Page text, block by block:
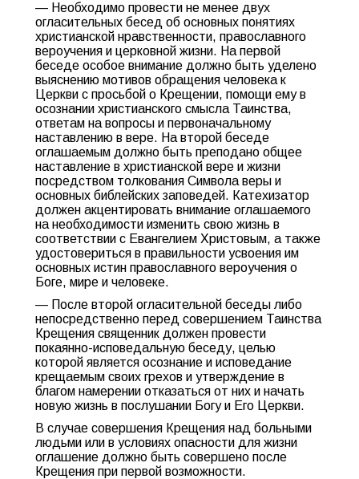
— Необходимо провести не менее двух
огласительных бесед об основных понятиях
христианской нравственности, православного
вероучения и церковной жизни. На первой
беседе особое внимание должно быть уделено
выяснению мотивов обращения человека к
Церкви с просьбой о Крещении, помощи ему в
осознании христианского смысла Таинства,
ответам на вопросы и первоначальному
наставлению в вере. На второй беседе
оглашаемым должно быть преподано общее
наставление в христианской вере и жизни
посредством толкования Символа веры и
основных библейских заповедей. Катехизатор
должен акцентировать внимание оглашаемого
на необходимости изменить свою жизнь в
соответствии с Евангелием Христовым, а также
удостовериться в правильности усвоения им
основных истин православного вероучения о
Боге, мире и человеке.
— После второй огласительной беседы либо
непосредственно перед совершением Таинства
Крещения священник должен провести
покаянно-исповедальную беседу, целью
которой является осознание и исповедание
крещаемым своих грехов и утверждение в
благом намерении отказаться от них и начать
новую жизнь в послушании Богу и Его Церкви.
В случае совершения Крещения над больными
людьми или в условиях опасности для жизни
оглашение должно быть совершено после
Крещения при первой возможности.